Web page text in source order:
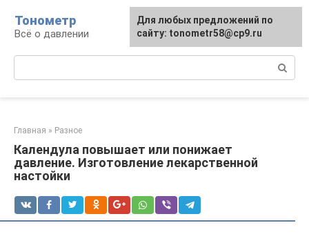
контенту
Тонометр
Всё о давлении
Главная » Разное
Календула повышает или понижает
давление. Изготовление лекарственной
настойки
Для любых предложений по
сайту: tonometr58@cp9.ru
Для любых предложений по
сайту: tonometr58@cp9.ru